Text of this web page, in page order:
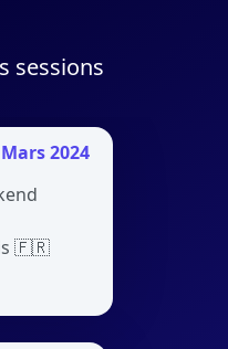
sessions
2024
🇫🇷